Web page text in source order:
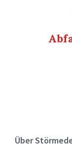
Über